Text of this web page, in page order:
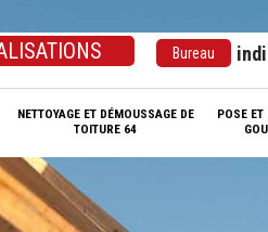
NETTOYAGE ET DÉMOUSSAGE DE
TOITURE 64
POSE ET
Bureau